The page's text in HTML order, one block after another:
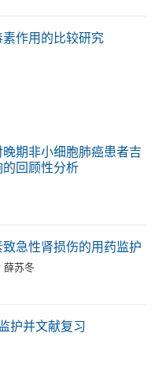
作用的比较研究
期非小细胞肺癌患者吉
回顾性分析
急性肾损伤的用药监护
薛苏冬
护并文献复习